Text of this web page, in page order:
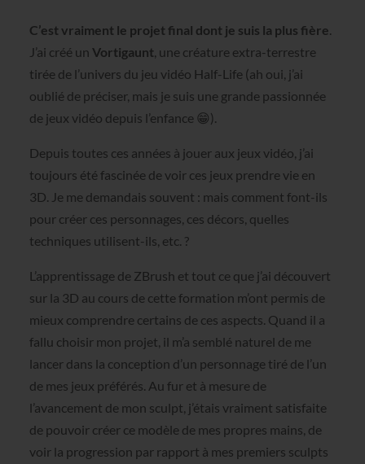
C’est vraiment le projet final dont je suis la plus fière.
J’ai créé un Vortigaunt, une créature extra-terrestre
tirée de l’univers du jeu vidéo Half-Life (ah oui, j’ai
oublié de préciser, mais je suis une grande passionnée
de jeux vidéo depuis l’enfance 😁).
Depuis toutes ces années à jouer aux jeux vidéo, j’ai
toujours été fascinée de voir ces jeux prendre vie en
3D. Je me demandais souvent : mais comment font-ils
pour créer ces personnages, ces décors, quelles
techniques utilisent-ils, etc. ?
L’apprentissage de ZBrush et tout ce que j’ai découvert
sur la 3D au cours de cette formation m’ont permis de
mieux comprendre certains de ces aspects. Quand il a
fallu choisir mon projet, il m’a semblé naturel de me
lancer dans la conception d’un personnage tiré de l’un
de mes jeux préférés. Au fur et à mesure de
l’avancement de mon sculpt, j’étais vraiment satisfaite
de pouvoir créer ce modèle de mes propres mains, de
voir la progression par rapport à mes premiers sculpts